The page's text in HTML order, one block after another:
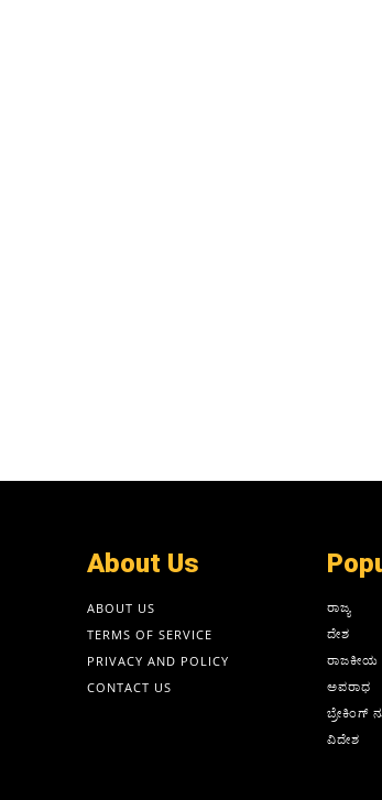
About Us
ABOUT US
TERMS OF SERVICE
PRIVACY AND POLICY
CONTACT US
ರಾಜ್ಯ
ದೇಶ
ರಾಜಕೀಯ
ಅಪರಾಧ
ಬ್ರೇಕಿಂಗ್
ವಿದೇಶ